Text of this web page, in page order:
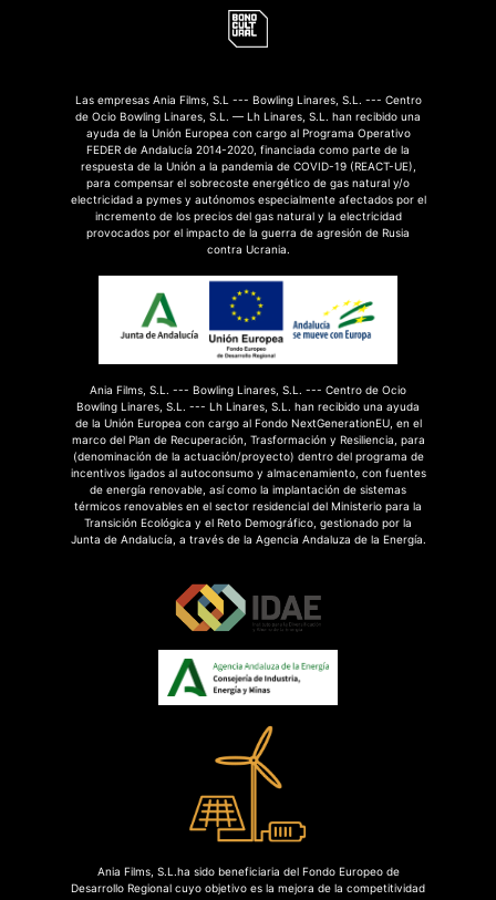
Las empresas Ania Films, S.L --- Bowling Linares, S.L. --- Centro
de Ocio Bowling Linares, S.L. — Lh Linares, S.L. han recibido una
ayuda de la Unión Europea con cargo al Programa Operativo
FEDER de Andalucía 2014-2020, financiada como parte de la
respuesta de la Unión a la pandemia de COVID-19 (REACT-UE),
para compensar el sobrecoste energético de gas natural y/o
electricidad a pymes y autónomos especialmente afectados por el
incremento de los precios del gas natural y la electricidad
provocados por el impacto de la guerra de agresión de Rusia
contra Ucrania.
Ania Films, S.L. --- Bowling Linares, S.L. --- Centro de Ocio
Bowling Linares, S.L. --- Lh Linares, S.L. han recibido una ayuda
de la Unión Europea con cargo al Fondo NextGenerationEU, en el
marco del Plan de Recuperación, Trasformación y Resiliencia, para
(denominación de la actuación/proyecto) dentro del programa de
incentivos ligados al autoconsumo y almacenamiento, con fuentes
de energía renovable, así como la implantación de sistemas
térmicos renovables en el sector residencial del Ministerio para la
Transición Ecológica y el Reto Demográfico, gestionado por la
Junta de Andalucía, a través de la Agencia Andaluza de la Energía.
Ania Films, S.L.ha sido beneficiaria del Fondo Europeo de
Desarrollo Regional cuyo objetivo es la mejora de la competitividad